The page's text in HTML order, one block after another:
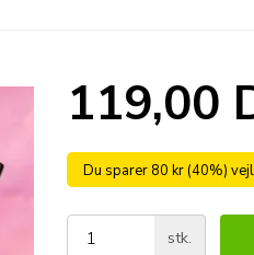
119,00
Du sparer 80 kr (40%)
stk.